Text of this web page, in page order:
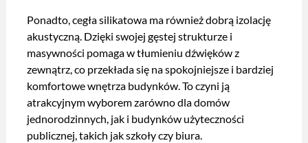
Ponadto, cegła silikatowa ma również dobrą izolację
akustyczną. Dzięki swojej gęstej strukturze i
masywności pomaga w tłumieniu dźwięków z
zewnątrz, co przekłada się na spokojniejsze i bardziej
komfortowe wnętrza budynków. To czyni ją
atrakcyjnym wyborem zarówno dla domów
jednorodzinnych, jak i budynków użyteczności
publicznej, takich jak szkoły czy biura.